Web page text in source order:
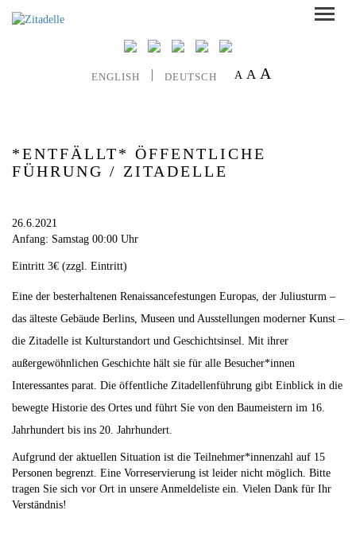
ENGLISH DEUTSCH A A A
*ENTFÄLLT* ÖFFENTLICHE
FÜHRUNG / ZITADELLE
26.6.2021
Anfang: Samstag 00:00 Uhr
Eintritt 3€ (zzgl. Eintritt)
Eine der besterhaltenen Renaissancefestungen Europas, der Juliusturm –
das älteste Gebäude Berlins, Museen und Ausstellungen moderner Kunst –
die Zitadelle ist Kulturstandort und Geschichtsinsel. Mit ihrer
außergewöhnlichen Geschichte hält sie für alle Besucher*innen
Interessantes parat. Die öffentliche Zitadellenführung gibt Einblick in die
bewegte Historie des Ortes und führt Sie von den Baumeistern im 16.
Jahrhundert bis ins 20. Jahrhundert.
Aufgrund der aktuellen Situation ist die Teilnehmer*innenzahl auf 15
Personen begrenzt. Eine Vorreservierung ist leider nicht möglich. Bitte
tragen Sie sich vor Ort in unsere Anmeldeliste ein. Vielen Dank für Ihr
Verständnis!